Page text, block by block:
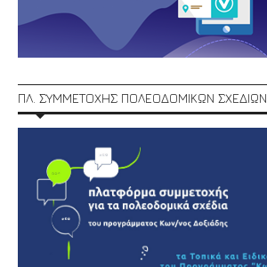
ΠΛ. ΣΥΜΜΕΤΟΧΗΣ ΠΟΛΕΟΔΟΜΙΚΩΝ ΣΧΕΔΙΩΝ